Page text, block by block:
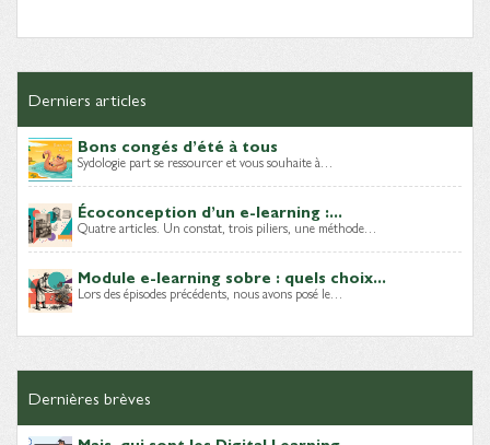
Derniers articles
Bons congés d’été à tous
Sydologie part se ressourcer et vous souhaite à…
Écoconception d’un e-learning :...
Quatre articles. Un constat, trois piliers, une méthode…
Module e-learning sobre : quels choix...
Lors des épisodes précédents, nous avons posé le…
Dernières brèves